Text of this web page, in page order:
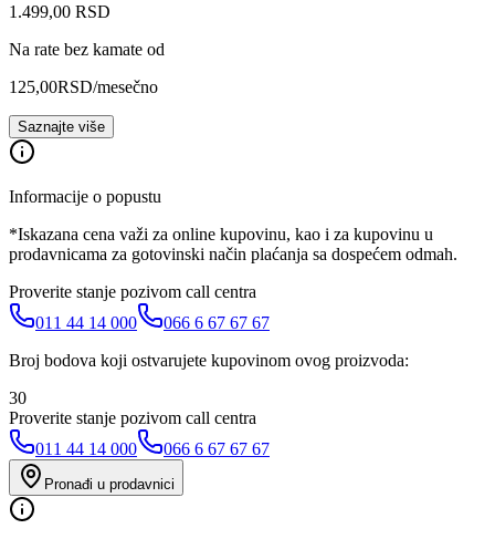
1.499,00 RSD
Na rate bez kamate od
125,00RSD/mesečno
Saznajte više
Informacije o popustu
*Iskazana cena važi za online kupovinu, kao i za kupovinu u
prodavnicama za gotovinski način plaćanja sa dospećem odmah.
Proverite stanje pozivom call centra
011 44 14 000
066 6 67 67 67
Broj bodova koji ostvarujete kupovinom ovog proizvoda:
30
Proverite stanje pozivom call centra
011 44 14 000
066 6 67 67 67
Pronađi u prodavnici